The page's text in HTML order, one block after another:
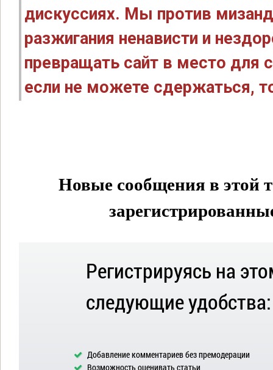
дискуссиях. Мы против
разжигания ненависти и
превращать сайт в место для
если не можете сдержаться,
Новые сообщения в этой
Регистрируясь на
следующие удобства:
Добавление комментариев без премодерации
Возможность оценивать статьи